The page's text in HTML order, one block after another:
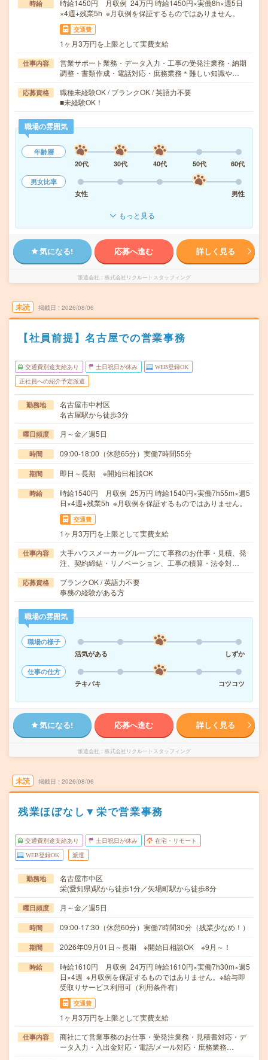
時給
時給1450円 月収例 24万円 時給1450円×実働8h×週5日
×4週+残業5h ※月収例を保証するものではありません。
交通費
1ヶ月3万円を上限として実費支給
仕事内容
営業サポート業務・データ入力・工事の受発注業務・納期
調整・書類作成・電話対応・庶務業務＊難しい知識や…
応募資格
職種未経験OK / ブランクOK / 英語力不要
■未経験OK！
職場の雰囲気
年齢層
20代
30代 40代 50代
60代
男女比率
女性
男性
もっと見る
気になる! 応募へ進む 詳しく見る
派遣会社 株式会社リクルートスタッフィング
未読 掲載日 2026/08/06
【社員前提】名古屋での営業事務
交通費別途支給あり 土日祝日が休み WEB登録OK
正社員への紹介予定派遣
勤務地
名古屋市中村区
名古屋駅から徒歩3分
曜日頻度 月～金／週5日
時間 09:00-18:00（休憩65分）実働7時間55分
期間 即日～長期 ※開始日相談OK
時給
時給1540円 月収例 25万円 時給1540円×実働7h55m×週5
日×4週+残業5h ※月収例を保証するものではありません。
交通費
1ヶ月3万円を上限として実費支給
仕事内容
大手ハウスメーカーグループにて事務のお仕事・見積、発
注、契約締結・リノベーション、工事の積算・法令対…
応募資格
ブランクOK / 英語力不要
事務の経験がある方
職場の雰囲気
職場の様子
活気がある
しずか
仕事の仕方
テキパキ
コツコツ
気になる! 応募へ進む 詳しく見る
派遣会社 株式会社リクルートスタッフィング
未読 掲載日 2026/08/06
残業ほぼなし▼栄で営業事務
交通費別途支給あり 土日祝日が休み 在宅・リモート
WEB登録OK 派遣
勤務地
名古屋市中区
栄(愛知県)駅から徒歩1分／矢場町駅から徒歩8分
曜日頻度 月～金／週5日
時間 09:00-17:30（休憩60分）実働7時間30分（残業少なめ！）
期間 2026年09月01日～長期 ※開始日相談OK ※9月～！
時給
時給1610円 月収例 24万円 時給1610円×実働7h30m×週5
日×4週 ※月収例を保証するものではありません。※給与即
受取りサービス利用可（利用条件有）
交通費
1ヶ月3万円を上限として実費支給
仕事内容
商社にて営業事務のお仕事・受発注業務・見積書対応・デ
ータ入力・入出金対応・電話/メール対応・庶務業務…